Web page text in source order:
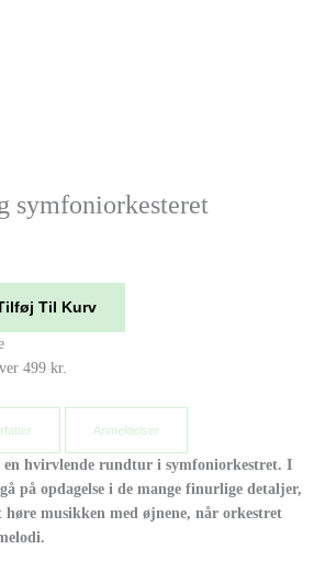
symfoniorkesteret
Til Kurv
499 kr.
Anmeldelser
en hvirvlende rundtur i symfoniorkestret. I
på opdagelse i de mange finurlige detaljer,
musikken med øjnene, når orkestret